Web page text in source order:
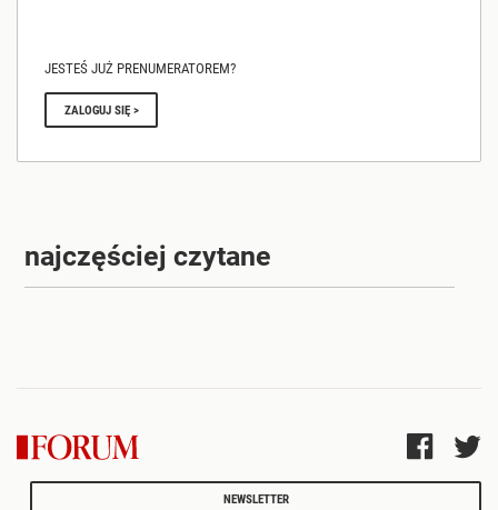
JESTEŚ JUŻ PRENUMERATOREM?
ZALOGUJ SIĘ >
najczęściej czytane
NEWSLETTER